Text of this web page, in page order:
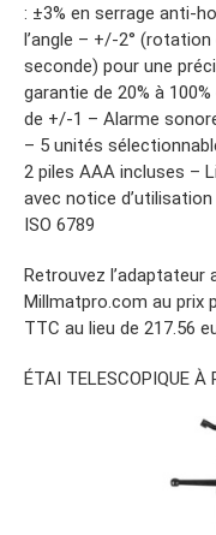
: ±3% en serrage anti-
l’angle – +/-2°
seconde) pour une
garantie de 20% à
de +/-1 – Alarme
– 5 unités
2 piles AAA incluses –
avec notice
ISO 6789
Retrouvez l’adaptateur
Millmatpro.com au prix
TTC au lieu de 217.56
ÉTAI TELESCOPIQUE À